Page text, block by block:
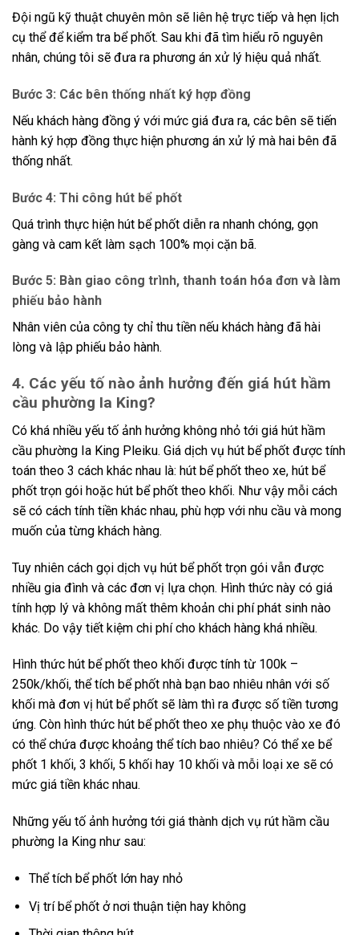
Đội ngũ kỹ thuật chuyên môn sẽ liên hệ trực tiếp và hẹn lịch
cụ thể để kiểm tra bể phốt. Sau khi đã tìm hiểu rõ nguyên
nhân, chúng tôi sẽ đưa ra phương án xử lý hiệu quả nhất.
Bước 3: Các bên thống nhất ký hợp đồng
Nếu khách hàng đồng ý với mức giá đưa ra, các bên sẽ tiến
hành ký hợp đồng thực hiện phương án xử lý mà hai bên đã
thống nhất.
Bước 4: Thi công hút bể phốt
Quá trình thực hiện hút bể phốt diễn ra nhanh chóng, gọn
gàng và cam kết làm sạch 100% mọi cặn bã.
Bước 5: Bàn giao công trình, thanh toán hóa đơn và làm
phiếu bảo hành
Nhân viên của công ty chỉ thu tiền nếu khách hàng đã hài
lòng và lập phiếu bảo hành.
4. Các yếu tố nào ảnh hưởng đến giá hút hầm
cầu phường Ia King?
Có khá nhiều yếu tố ảnh hưởng không nhỏ tới giá hút hầm
cầu phường Ia King Pleiku. Giá dịch vụ hút bể phốt được tính
toán theo 3 cách khác nhau là: hút bể phốt theo xe, hút bể
phốt trọn gói hoặc hút bể phốt theo khối. Như vậy mỗi cách
sẽ có cách tính tiền khác nhau, phù hợp với nhu cầu và mong
muốn của từng khách hàng.
Tuy nhiên cách gọi dịch vụ hút bể phốt trọn gói vẫn được
nhiều gia đình và các đơn vị lựa chọn. Hình thức này có giá
tính hợp lý và không mất thêm khoản chi phí phát sinh nào
khác. Do vậy tiết kiệm chi phí cho khách hàng khá nhiều.
Hình thức hút bể phốt theo khối được tính từ 100k –
250k/khối, thể tích bể phốt nhà bạn bao nhiêu nhân với số
khối mà đơn vị hút bể phốt sẽ làm thì ra được số tiền tương
ứng. Còn hình thức hút bể phốt theo xe phụ thuộc vào xe đó
có thể chứa được khoảng thể tích bao nhiêu? Có thể xe bể
phốt 1 khối, 3 khối, 5 khối hay 10 khối và mỗi loại xe sẽ có
mức giá tiền khác nhau.
Những yếu tố ảnh hưởng tới giá thành dịch vụ rút hầm cầu
phường Ia King như sau:
Thể tích bể phốt lớn hay nhỏ
Vị trí bể phốt ở nơi thuận tiện hay không